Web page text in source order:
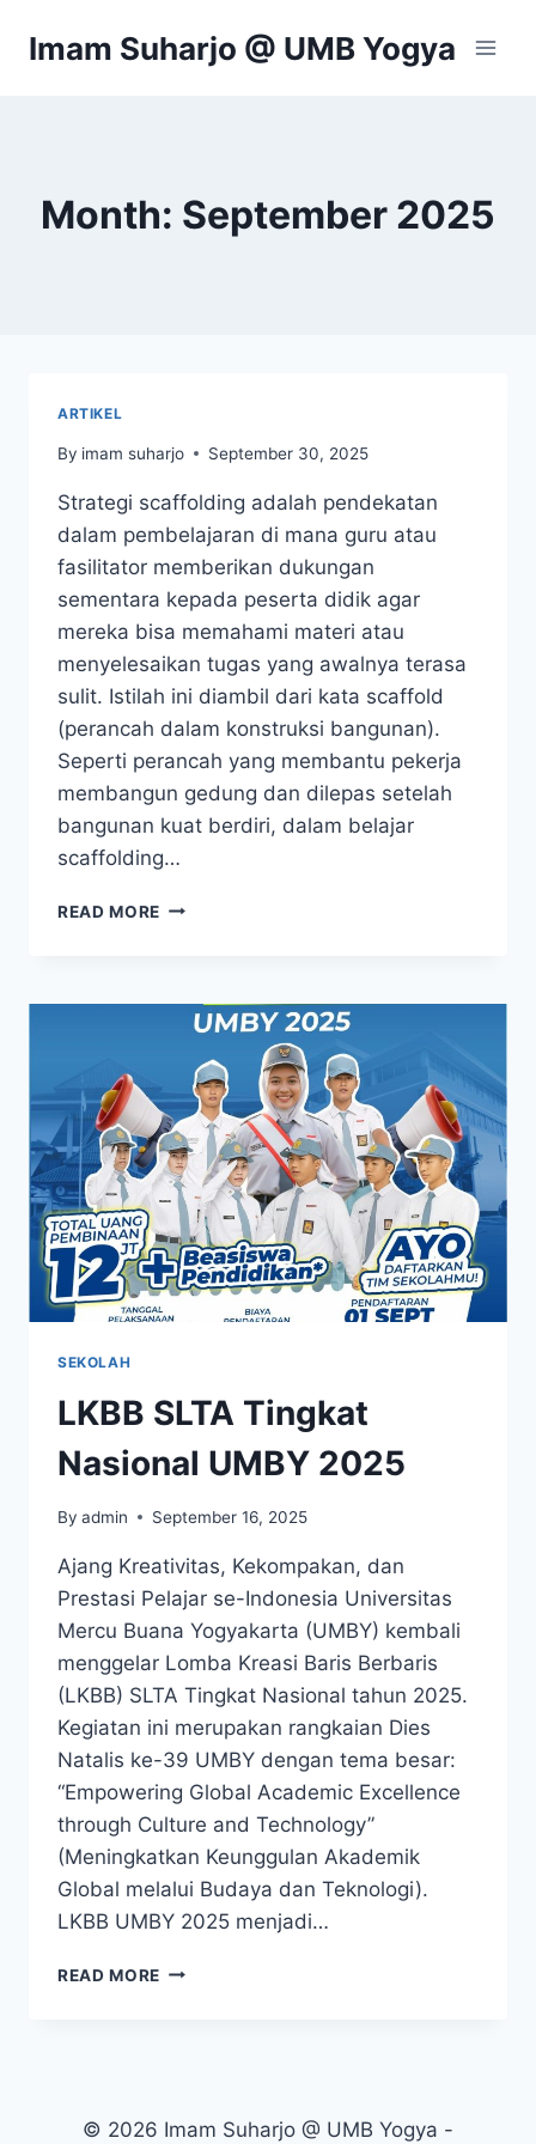
Imam Suharjo @ UMB Yogya
Month: September 2025
ARTIKEL
By imam suharjo September 30, 2025
Strategi scaffolding adalah pendekatan
dalam pembelajaran di mana guru atau
fasilitator memberikan dukungan
sementara kepada peserta didik agar
mereka bisa memahami materi atau
menyelesaikan tugas yang awalnya terasa
sulit. Istilah ini diambil dari kata scaffold
(perancah dalam konstruksi bangunan).
Seperti perancah yang membantu pekerja
membangun gedung dan dilepas setelah
bangunan kuat berdiri, dalam belajar
scaffolding…
READ MORE
SEKOLAH
LKBB SLTA Tingkat
Nasional UMBY 2025
By admin September 16, 2025
Ajang Kreativitas, Kekompakan, dan
Prestasi Pelajar se-Indonesia Universitas
Mercu Buana Yogyakarta (UMBY) kembali
menggelar Lomba Kreasi Baris Berbaris
(LKBB) SLTA Tingkat Nasional tahun 2025.
Kegiatan ini merupakan rangkaian Dies
Natalis ke-39 UMBY dengan tema besar:
“Empowering Global Academic Excellence
through Culture and Technology”
(Meningkatkan Keunggulan Akademik
Global melalui Budaya dan Teknologi).
LKBB UMBY 2025 menjadi…
READ MORE LKBB
© 2026 Imam Suharjo @ UMB Yogya -